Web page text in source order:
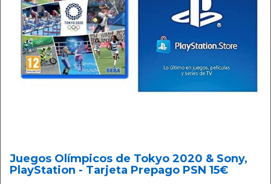
Juegos Olímpicos de Tokyo 2020 & Sony,
PlayStation - Tarjeta Prepago PSN 15€